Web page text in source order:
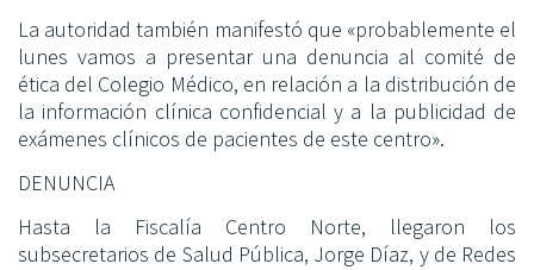
La autoridad también manifestó que «probablemente el
lunes vamos a presentar una denuncia al comité de
ética del Colegio Médico, en relación a la distribución de
la información clínica confidencial y a la publicidad de
exámenes clínicos de pacientes de este centro».
DENUNCIA
Hasta la Fiscalía Centro Norte, llegaron los
subsecretarios de Salud Pública, Jorge Díaz, y de Redes